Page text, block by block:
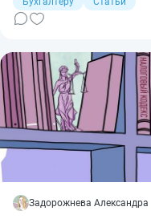
разница и что будет,
Задорожнева Александра